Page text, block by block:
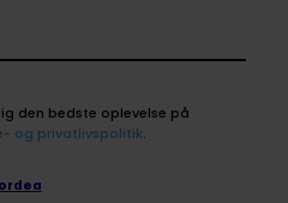
den bedste oplevelse på
og privatlivspolitik.